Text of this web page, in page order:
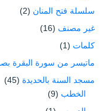
سلسلة فتح المنان (2)
غير مصنف (16)
كلمات (1)
ماتيسر من سورة البقرة
مسجد السنة بالحديدة (45)
الخطب (9)